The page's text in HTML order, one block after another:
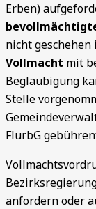
Erben)
nicht
Vollmacht mit
Beglaubigung
Stelle
FlurbG
anfordern oder